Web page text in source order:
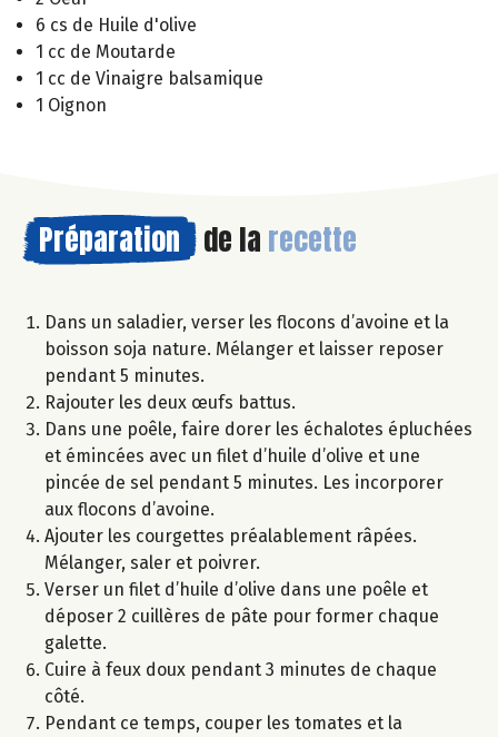
6 cs de Huile d'olive
1 cc de Moutarde
1 cc de Vinaigre balsamique
1 Oignon
Préparation de la recette
Dans un saladier, verser les flocons d’avoine et la
boisson soja nature. Mélanger et laisser reposer
pendant 5 minutes.
Rajouter les deux œufs battus.
Dans une poêle, faire dorer les échalotes épluchées
et émincées avec un filet d’huile d’olive et une
pincée de sel pendant 5 minutes. Les incorporer
aux flocons d’avoine.
Ajouter les courgettes préalablement râpées.
Mélanger, saler et poivrer.
Verser un filet d’huile d’olive dans une poêle et
déposer 2 cuillères de pâte pour former chaque
galette.
Cuire à feux doux pendant 3 minutes de chaque
côté.
Pendant ce temps, couper les tomates et la